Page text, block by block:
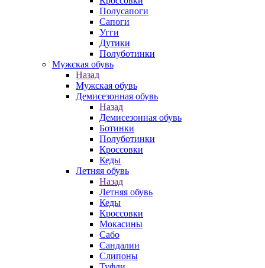
Полусапоги
Сапоги
Угги
Дутики
Полуботинки
Мужская обувь
Назад
Мужская обувь
Демисезонная обувь
Назад
Демисезонная обувь
Ботинки
Полуботинки
Кроссовки
Кеды
Летняя обувь
Назад
Летняя обувь
Кеды
Кроссовки
Мокасины
Сабо
Сандалии
Слипоны